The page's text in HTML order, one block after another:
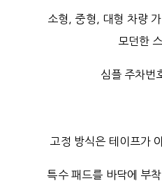
소형, 중형, 대형 차량
모던한
심플 주차번
고정 방식은 테이프가
특수 패드를 바닥에 부